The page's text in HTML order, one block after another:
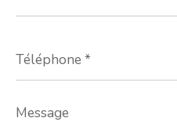
*
*
Message
*